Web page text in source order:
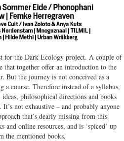
for the Dark Ecology project. A couple of
that together offer an introduction to the
But the journey is not conceived as a
a course. Therefore instead of a syllabus,
philosophical directions and books
not exhaustive – and probably anyone
that’s dearly missing from this
online resources, and is ‘spiced’ up
the mentioned books.